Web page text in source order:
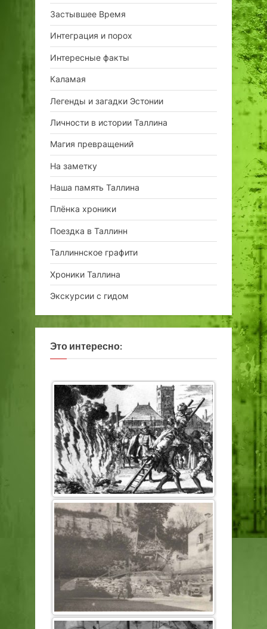
Застывшее Время
Интеграция и порох
Интересные факты
Каламая
Легенды и загадки Эстонии
Личности в истории Таллина
Магия превращений
На заметку
Наша память Таллина
Плёнка хроники
Поездка в Таллинн
Таллиннское графити
Хроники Таллина
Экскурсии с гидом
Это интересно: